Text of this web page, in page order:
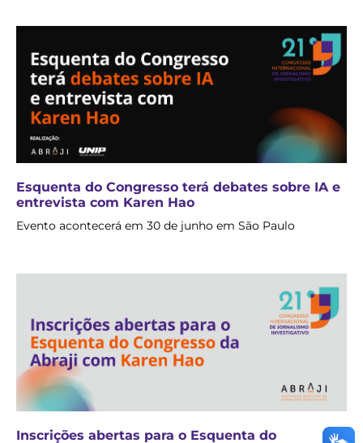
Esquenta do Congresso terá debates sobre IA e
entrevista com Karen Hao
Evento acontecerá em 30 de junho em São Paulo
Inscrições abertas para o Esquenta do